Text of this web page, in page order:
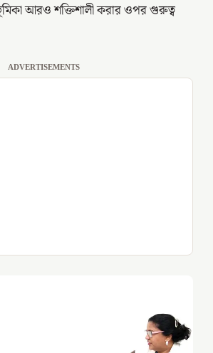
আরও শক্তিশালী করার ওপর গুরুত্ব
ADVERTISEMENTS